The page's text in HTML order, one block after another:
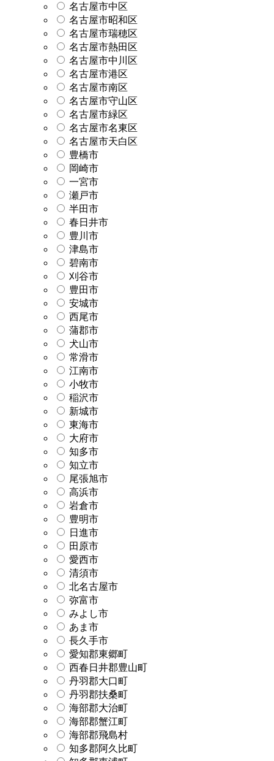
名古屋市中区
名古屋市昭和区
名古屋市瑞穂区
名古屋市熱田区
名古屋市中川区
名古屋市港区
名古屋市南区
名古屋市守山区
名古屋市緑区
名古屋市名東区
名古屋市天白区
豊橋市
岡崎市
一宮市
瀬戸市
半田市
春日井市
豊川市
津島市
碧南市
刈谷市
豊田市
安城市
西尾市
蒲郡市
犬山市
常滑市
江南市
小牧市
稲沢市
新城市
東海市
大府市
知多市
知立市
尾張旭市
高浜市
岩倉市
豊明市
日進市
田原市
愛西市
清須市
北名古屋市
弥富市
みよし市
あま市
長久手市
愛知郡東郷町
西春日井郡豊山町
丹羽郡大口町
丹羽郡扶桑町
海部郡大治町
海部郡蟹江町
海部郡飛島村
知多郡阿久比町